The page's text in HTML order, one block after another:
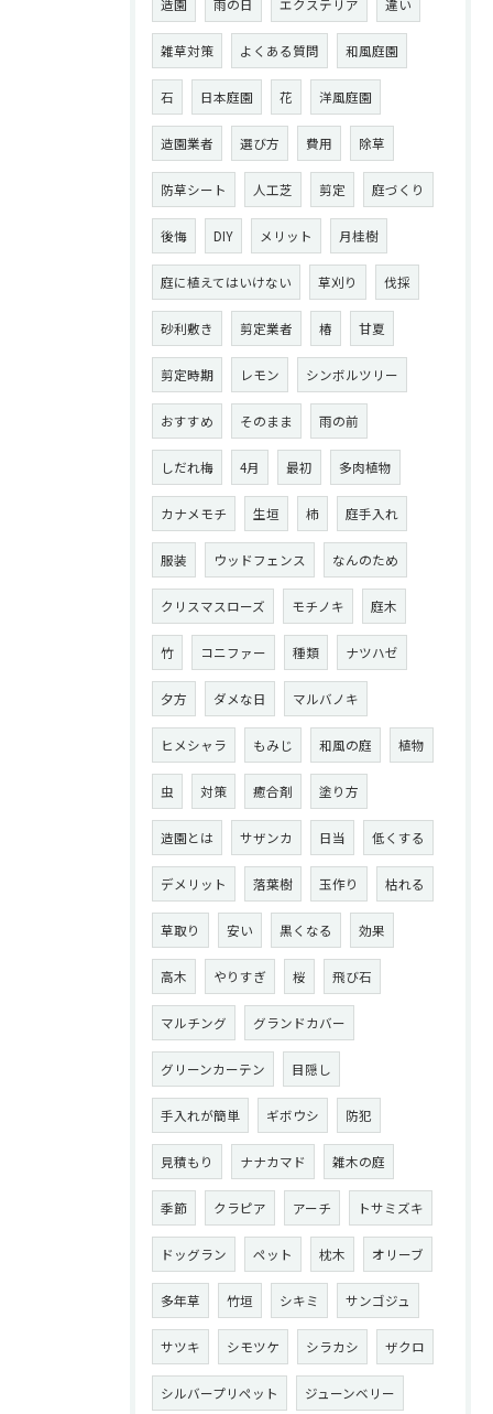
造園 雨の日 エクステリア 違い
雑草対策 よくある質問 和風庭園
石 日本庭園 花 洋風庭園
造園業者 選び方 費用 除草
防草シート 人工芝 剪定 庭づくり
後悔 DIY メリット 月桂樹
庭に植えてはいけない 草刈り 伐採
砂利敷き 剪定業者 椿 甘夏
剪定時期 レモン シンボルツリー
おすすめ そのまま 雨の前
しだれ梅 4月 最初 多肉植物
カナメモチ 生垣 柿 庭手入れ
服装 ウッドフェンス なんのため
クリスマスローズ モチノキ 庭木
竹 コニファー 種類 ナツハゼ
夕方 ダメな日 マルバノキ
ヒメシャラ もみじ 和風の庭 植物
虫 対策 癒合剤 塗り方
造園とは サザンカ 日当 低くする
デメリット 落葉樹 玉作り 枯れる
草取り 安い 黒くなる 効果
高木 やりすぎ 桜 飛び石
マルチング グランドカバー
グリーンカーテン 目隠し
手入れが簡単 ギボウシ 防犯
見積もり ナナカマド 雑木の庭
季節 クラピア アーチ トサミズキ
ドッグラン ペット 枕木 オリーブ
多年草 竹垣 シキミ サンゴジュ
サツキ シモツケ シラカシ ザクロ
シルバープリペット ジューンベリー